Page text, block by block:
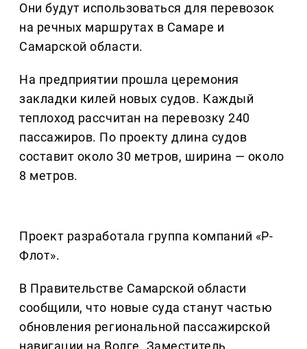
Они будут использоваться для перевозок
на речных маршрутах в Самаре и
Самарской области.
На предприятии прошла церемония
закладки килей новых судов. Каждый
теплоход рассчитан на перевозку 240
пассажиров. По проекту длина судов
составит около 30 метров, ширина — около
8 метров.
Проект разработала группа компаний «Р-
Флот».
В Правительстве Самарской области
сообщили, что новые суда станут частью
обновления региональной пассажирской
навигации на Волге. Заместитель